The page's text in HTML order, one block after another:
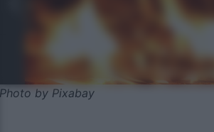
Photo by Pixabay